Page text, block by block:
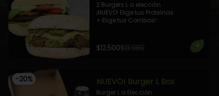
2 Burgers L a elección
¡NUEVO! Elige tus Proteínas.
+ Elige tus Combos!
$12.500$13.980
-20% NUEVO! Burger L Box
Burger L a Elección.